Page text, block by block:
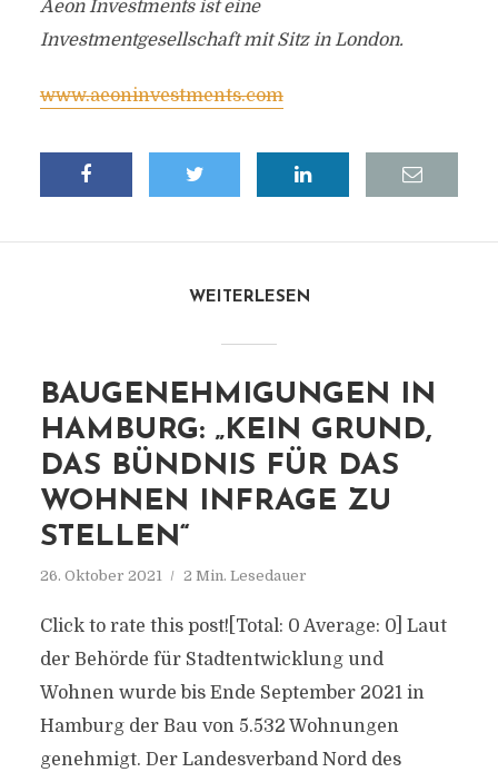
Aeon Investments ist eine
Investmentgesellschaft mit Sitz in London.
www.aeoninvestments.com
WEITERLESEN
BAUGENEHMIGUNGEN IN
HAMBURG: „KEIN GRUND,
DAS BÜNDNIS FÜR DAS
WOHNEN INFRAGE ZU
STELLEN“
26. Oktober 2021 2 Min. Lesedauer
Click to rate this post![Total: 0 Average: 0] Laut
der Behörde für Stadtentwicklung und
Wohnen wurde bis Ende September 2021 in
Hamburg der Bau von 5.532 Wohnungen
genehmigt. Der Landesverband Nord des